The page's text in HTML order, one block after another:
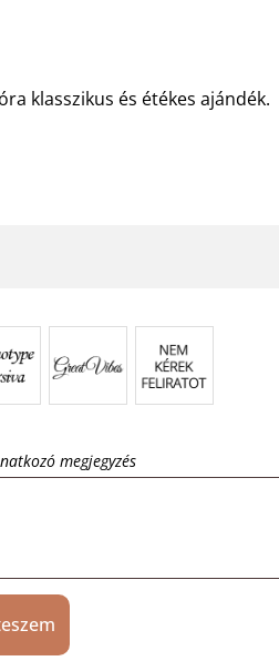
klasszikus és étékes ajándék.
megjegyzés